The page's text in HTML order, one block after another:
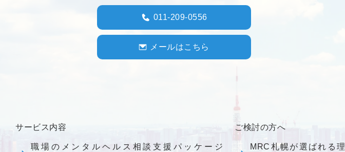
011-209-0556
メールはこちら
サービス内容
職場のメンタルヘルス相談支援パッケージ
ご検討の方へ
MRC札幌が選ばれる理